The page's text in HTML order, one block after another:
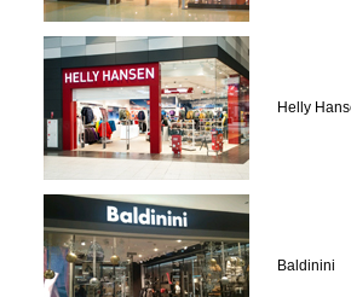
Helly
Baldinini